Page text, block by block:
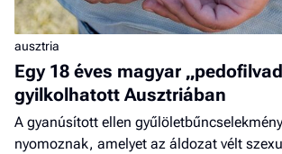
ausztria
Egy 18 éves magyar
gyilkolhatott Ausztriában
A gyanúsított ellen
nyomoznak, amelyet az áldozat vélt